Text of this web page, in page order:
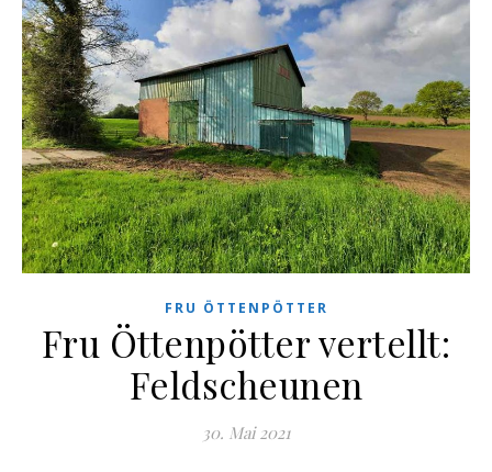
FRU ÖTTENPÖTTER
Fru Öttenpötter vertellt:
Feldscheunen
30. Mai 2021